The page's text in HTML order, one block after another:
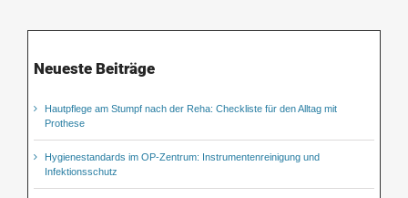
Neueste Beiträge
Hautpflege am Stumpf nach der Reha: Checkliste für den Alltag mit
Prothese
Hygienestandards im OP-Zentrum: Instrumentenreinigung und
Infektionsschutz